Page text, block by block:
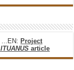
...EN:Project
article